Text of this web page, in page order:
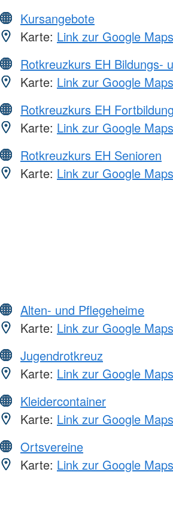
Kursangebote
Karte: Link zur Google
Rotkreuzkurs EH Bildungs-
Karte: Link zur Google
Rotkreuzkurs EH
Karte: Link zur Google
Rotkreuzkurs EH Senioren
Karte: Link zur Google
Alten- und Pflegeheime
Karte: Link zur Google
Jugendrotkreuz
Karte: Link zur Google
Kleidercontainer
Karte: Link zur Google
Ortsvereine
Karte: Link zur Google